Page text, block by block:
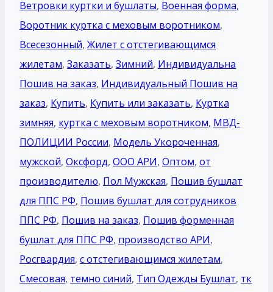
Ветровки куртки и бушлаты, Военная форма,
Воротник куртка с меховым воротником,
Всесезонный, Жилет с отстегивающимся
жилетам, Заказать, Зимний, Индивидуальна
Пошив на заказ, Индивидуальный Пошив на
заказ, Купить, Купить или заказать, Куртка
зимняя, куртка с меховым воротником, МВД-
ПОЛИЦИИ России, Модель Укороченная,
мужской, Оксфорд, ООО АРИ, Оптом, от
производителю, Пол Мужская, Пошив бушлат
для ППС РФ, Пошив бушлат для сотрудников
ППС РФ, Пошив на заказ, Пошив форменная
бушлат для ППС РФ, производство АРИ,
Росгвардия, с отстегивающимся жилетам,
Смесовая, темно синий, Тип Одежды Бушлат, тк